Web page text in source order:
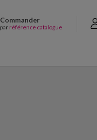
Commander
par référence catalogue